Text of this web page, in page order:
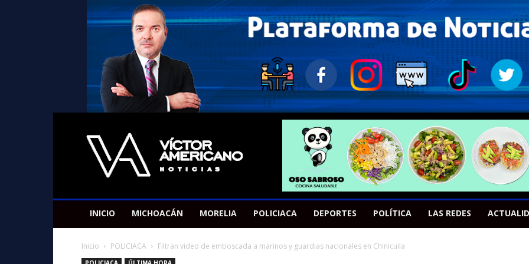
Americano
Victor
INICIO MICHOACÁN MORELIA POLICIACA DEPORTES POLÍTICA LAS REDES
Inicio POLICIACA Filtran video de emboscada a marinos y guardias nacionales en Chinicuila